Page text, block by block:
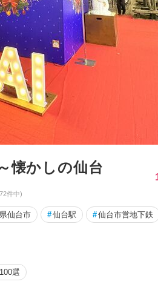
懐かしの仙台
件中)
仙台市 #仙台駅 #仙台市営地下鉄
選